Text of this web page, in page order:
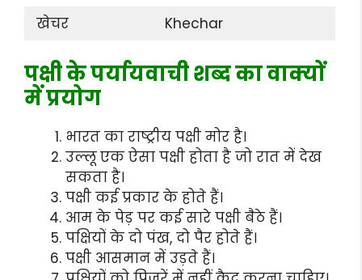
खेचर
Khechar
पक्षी के पर्यायवाची शब्द का वाक्यों
में प्रयोग
भारत का राष्ट्रीय पक्षी मोर है।
उल्लू एक ऐसा पक्षी होता है जो रात में देख
सकता है।
पक्षी कई प्रकार के होते हैं।
आम के पेड़ पर कई सारे पक्षी बैठे हैं।
पक्षियों के दो पंख, दो पैर होते हैं।
पक्षी आसमान में उड़ते हैं।